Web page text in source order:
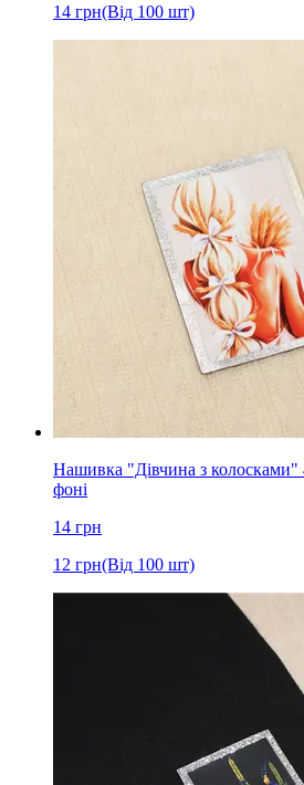
14 грн(Від 100 шт)
Нашивка "Дівчина з
фоні
14 грн
12 грн(Від 100 шт)